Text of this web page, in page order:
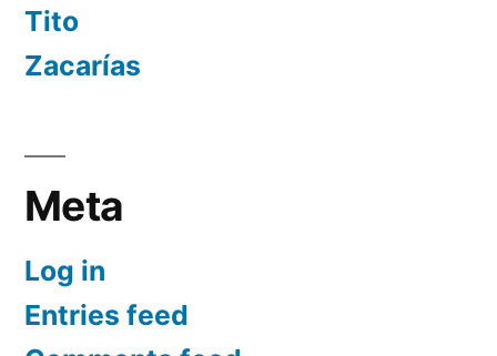
Tito
Zacarías
Meta
Log in
Entries feed